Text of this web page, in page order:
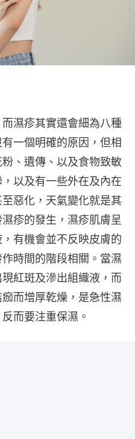
濕疹其實還會細為八種
一個明確的原因，但相
、遺傳、以及食物致敏
以及有一些外在及內在
惡化，天氣變化就是其
疹的發生，濕疹肌膚呈
有機會並不反映皮膚的
時間的階段相關。當濕
紅斑及滲出組織液，而
而增厚乾燥，是急性濕
而要注重保濕。